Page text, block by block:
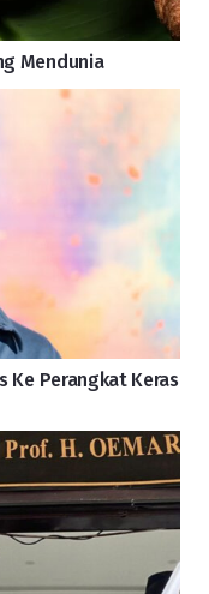
Mendunia
Ke Perangkat Keras